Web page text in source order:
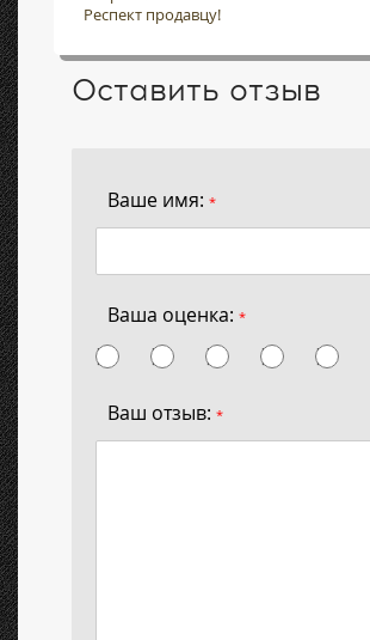
Респект продавцу!
Оставить отзыв
Ваше имя: *
Ваша оценка: *
Ваш отзыв: *